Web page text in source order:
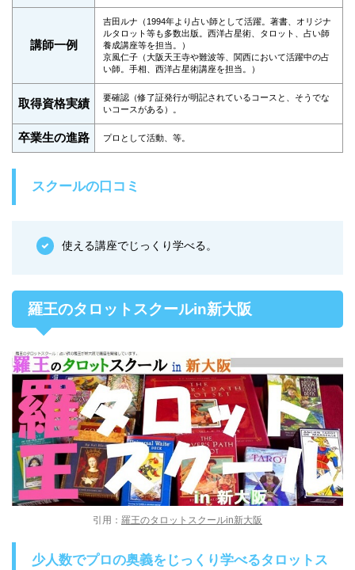
講師一例
吉田ルナ（1994年より占い師として活躍。著書、オリジナ
ルタロット等も多数出版。西洋占星術、タロット、占い師
養成講座等を担当。）
京風仁子（大阪天王寺や難波等、関西において活躍中の占
い師。手相、西洋占星術講座を担当。）
取得資格実績
要確認（修了証発行が明記されているコースと、そうでな
いコースがある）。
卒業生の進路 プロとして活動、等。
スクールの口コミ
使える講座でじっくり学べる。
羅王のタロットスクールin新大阪
引用： 羅王のタロットスクールin新大阪
少人数でプロの奥義をじっくり学べるタロットス